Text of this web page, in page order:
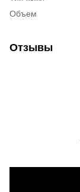
Объем
Отзывы